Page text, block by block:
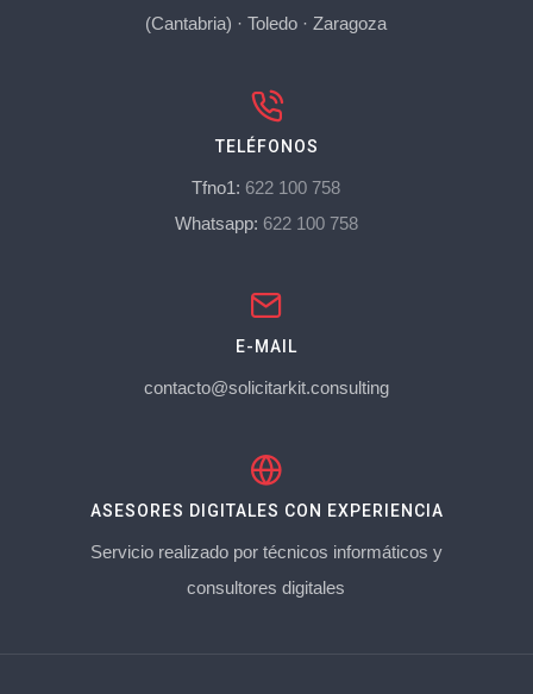
(Cantabria) ·Toledo ·Zaragoza
TELÉFONOS
Tfno1: 622 100 758
Whatsapp: 622 100 758
E-MAIL
contacto@solicitarkit.consulting
ASESORES DIGITALES CON EXPERIENCIA
Servicio realizado por técnicos informáticos y
consultores digitales